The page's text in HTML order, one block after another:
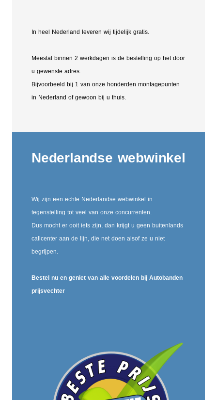
In heel Nederland leveren wij tijdelijk gratis.
Meestal binnen 2 werkdagen is de bestelling op het door
u gewenste adres.
Bijvoorbeeld bij 1 van onze honderden montagepunten
in Nederland of gewoon bij u thuis.
Nederlandse webwinkel
Wij zijn een echte Nederlandse webwinkel in
tegenstelling tot veel van onze concurrenten.
Dus mocht er ooit iets zijn, dan krijgt u geen buitenlands
callcenter aan de lijn, die net doen alsof ze u niet
begrijpen.
Bestel nu en geniet van alle voordelen bij Autobanden
prijsvechter